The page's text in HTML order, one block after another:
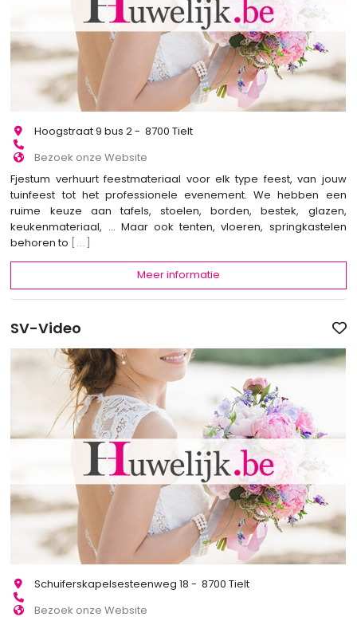
Hoogstraat 9 bus 2 - 8700 Tielt
Bezoek onze Website
Fjestum verhuurt feestmateriaal voor elk type feest, van jouw
tuinfeest tot het professionele evenement. We hebben een
ruime keuze aan tafels, stoelen, borden, bestek, glazen,
keukenmateriaal, ... Maar ook tenten, vloeren, springkastelen
behoren to [...]
Meer informatie
SV-Video
Schuiferskapelsesteenweg 18 - 8700 Tielt
Bezoek onze Website